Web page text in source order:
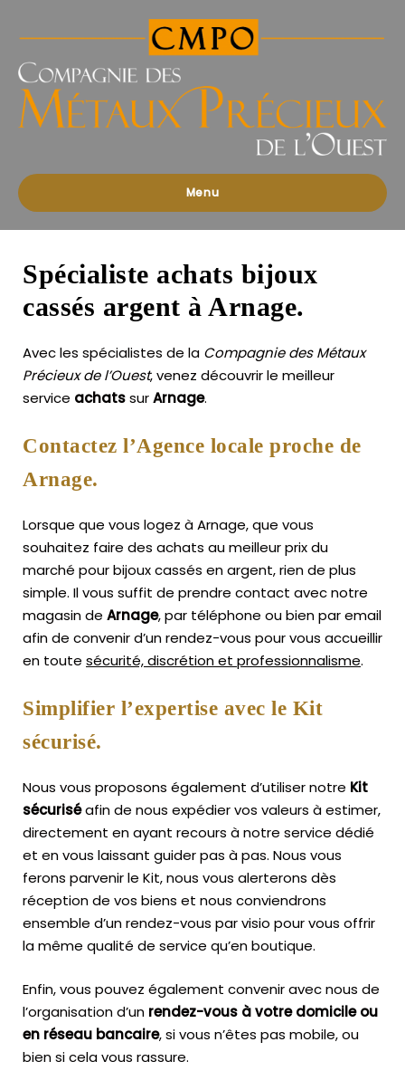
des
Précieux
l'Ouest
Menu
Spécialiste achats bijoux
cassés argent à Arnage.
Avec les spécialistes de la Compagnie des Métaux
Précieux de l’Ouest, venez découvrir le meilleur
service achatssurArnage.
Contactez l’Agence locale proche de
Arnage.
Lorsque que vous logez à Arnage, que vous
souhaitez faire des achats au meilleur prix du
marché pour bijoux cassés en argent, rien de plus
simple. Il vous suffit de prendre contact avec notre
magasin de Arnage, par téléphone ou bien par email
afin de convenir d’un rendez-vous pour vous accueillir
en toute sécurité, discrétion et professionnalisme.
Simplifier l’expertise avec le Kit
sécurisé.
Nous vous proposons également d’utiliser notre Kit
sécuriséafin de nous expédier vos valeurs à estimer,
directement en ayant recours à notre service dédié
et en vous laissant guider pas à pas. Nous vous
ferons parvenir le Kit, nous vous alerterons dès
réception de vos biens et nous conviendrons
ensemble d’un rendez-vous par visio pour vous offrir
la même qualité de service qu’en boutique.
Enfin, vous pouvez également convenir avec nous de
l’organisation d’un rendez-vous à votre domicile ou
en réseau bancaire, si vous n’êtes pas mobile, ou
bien si cela vous rassure.